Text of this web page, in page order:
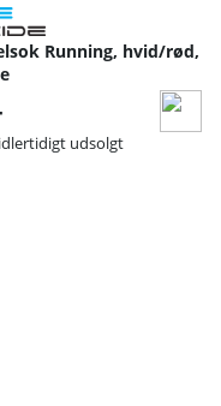
Running, hvid/rød,
udsolgt